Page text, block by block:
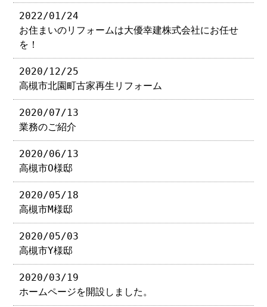
2022/01/24
お住まいのリフォームは大優幸建株式会社にお任せ
を！
2020/12/25
高槻市北園町古家再生リフォーム
2020/07/13
業務のご紹介
2020/06/13
高槻市O様邸
2020/05/18
高槻市M様邸
2020/05/03
高槻市Y様邸
2020/03/19
ホームページを開設しました。